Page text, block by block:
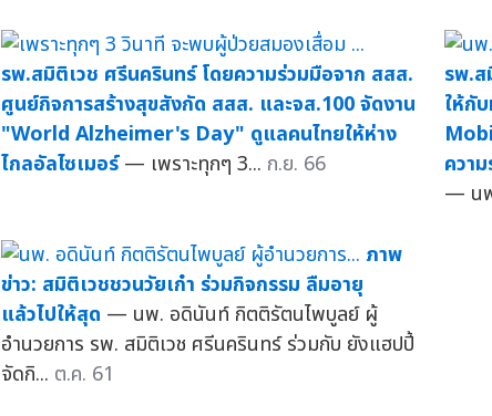
รพ.สมิติเวช ศรีนครินทร์ โดยความร่วมมือจาก สสส.
ศูนย์กิจการสร้างสุขสังกัด สสส. และจส.100 จัดงาน
"World Alzheimer's Day" ดูแลคนไทยให้ห่าง
ไกลอัลไซเมอร์ — เพราะทุกๆ 3... ก.ย. 66
รพ.ส
ให้กั
ควา
— น
ภาพ
ข่าว: สมิติเวชชวนวัยเก๋า ร่วมกิจกรรม ลืมอายุ
แล้วไปให้สุด — นพ. อดินันท์ กิตติรัตนไพบูลย์ ผู้
อำนวยการ รพ. สมิติเวช ศรีนครินทร์ ร่วมกับ ยังแฮปปี้
จัดกิ... ต.ค. 61